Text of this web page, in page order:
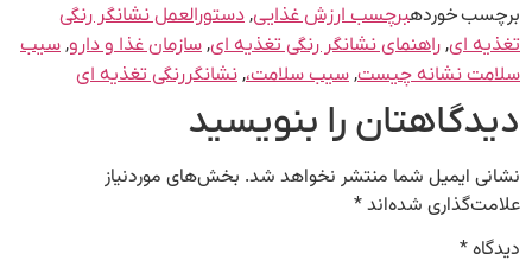
برچسب خوردهبرچسب ارزش غذایی, دستورالعمل نشانگر رنگی
تغذیه ای, راهنمای نشانگر رنگی تغذیه ای, سازمان غذا و دارو, سیب
سلامت نشانه چیست, سیب سلامت،, نشانگررنگی تغذیه ای
دیدگاهتان را بنویسید
نشانی ایمیل شما منتشر نخواهد شد. بخش‌های موردنیاز
علامت‌گذاری شده‌اند*
دیدگاه*